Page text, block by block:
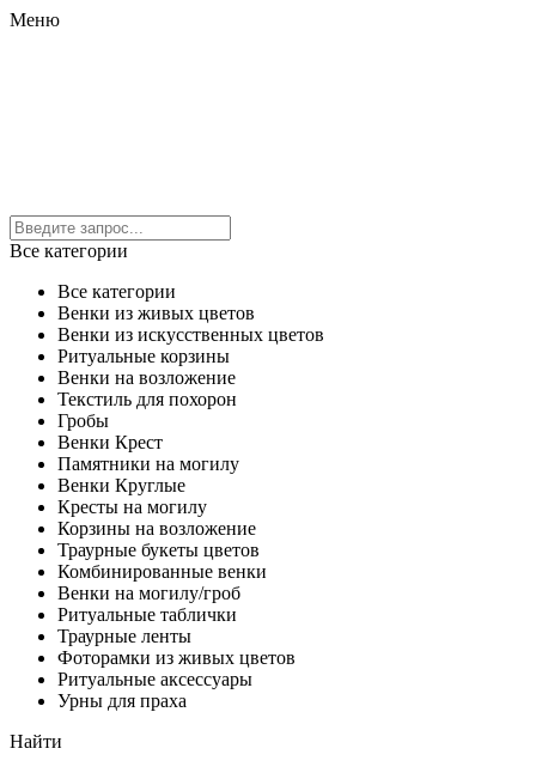
Меню
Все категории
Все категории
Венки из живых цветов
Венки из искусственных цветов
Ритуальные корзины
Венки на возложение
Текстиль для похорон
Гробы
Венки Крест
Памятники на могилу
Венки Круглые
Кресты на могилу
Корзины на возложение
Траурные букеты цветов
Комбинированные венки
Венки на могилу/гроб
Ритуальные таблички
Траурные ленты
Фоторамки из живых цветов
Ритуальные аксессуары
Урны для праха
Найти